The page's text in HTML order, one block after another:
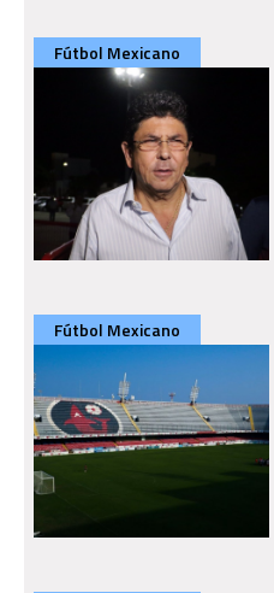
Fútbol Mexicano
Fútbol Mexicano